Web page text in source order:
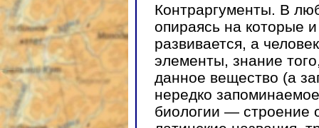
Контраргументы. В
опираясь на которые
развивается, а
элементы, знание
данное вещество (а
нередко
биологии — строение